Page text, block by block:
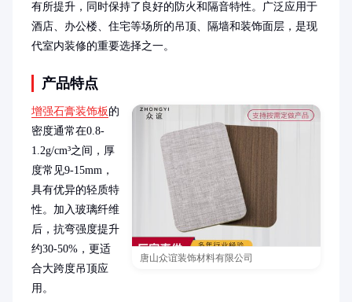
有所提升，同时保持了良好的防火和隔音特性。广泛应用于
酒店、办公楼、住宅等场所的吊顶、隔墙和装饰面层，是现
代室内装修的重要选择之一。
产品特点
唐山众谊装饰材料有限公司
增强石膏装饰板 的
密度通常在0.8-
1.2g/cm³之间，厚
度常见9-15mm，
具有优异的轻质特
性。加入玻璃纤维
后，抗弯强度提升
约30-50%，更适
合大跨度吊顶应
用。